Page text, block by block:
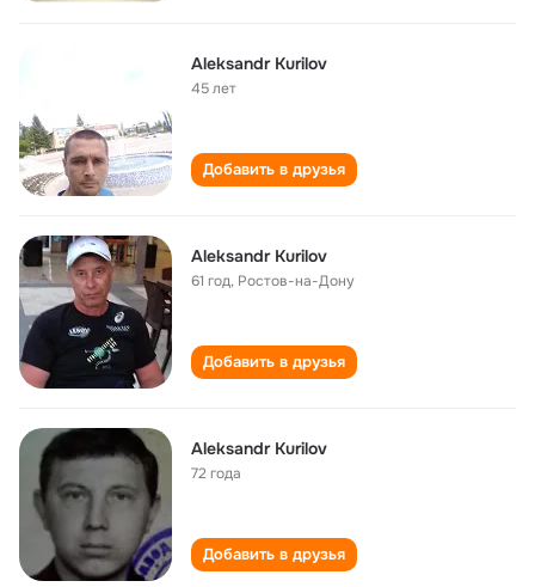
Aleksandr Kurilov
45 лет
Добавить в друзья
Aleksandr Kurilov
61 год, Ростов-на-Дону
Добавить в друзья
Aleksandr Kurilov
72 года
Добавить в друзья